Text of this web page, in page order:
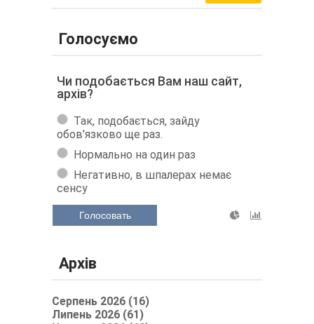
Голосуємо
Чи подобається Вам наш сайт,
архів?
Так, подобається, зайду
обов'язково ще раз.
Нормально на один раз
Негативно, в шпалерах немає
сенсу
Голосовать
Архів
Серпень 2026 (16)
Липень 2026 (61)